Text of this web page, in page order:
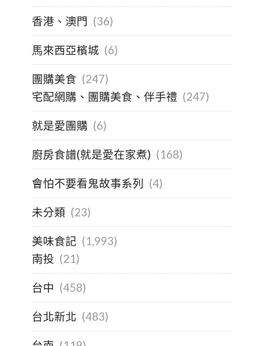
香港、澳門 (36)
馬來西亞檳城 (6)
團購美食 (247)
宅配網購、團購美食、伴手禮 (247)
就是愛團購 (6)
廚房食譜(就是愛在家煮) (168)
會怕不要看鬼故事系列 (4)
未分類 (23)
美味食記 (1,993)
南投 (21)
台中 (458)
台北新北 (483)